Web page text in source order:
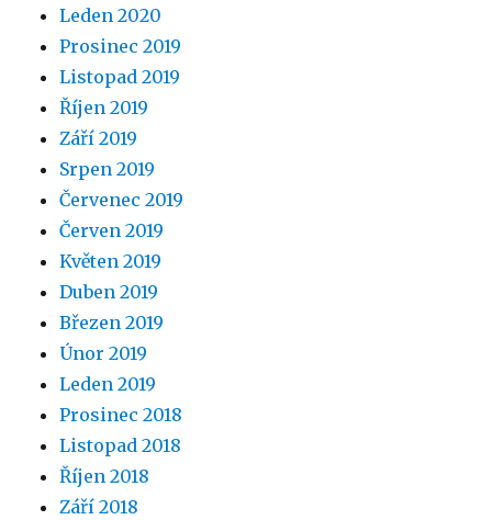
Leden 2020
Prosinec 2019
Listopad 2019
Říjen 2019
Září 2019
Srpen 2019
Červenec 2019
Červen 2019
Květen 2019
Duben 2019
Březen 2019
Únor 2019
Leden 2019
Prosinec 2018
Listopad 2018
Říjen 2018
Září 2018